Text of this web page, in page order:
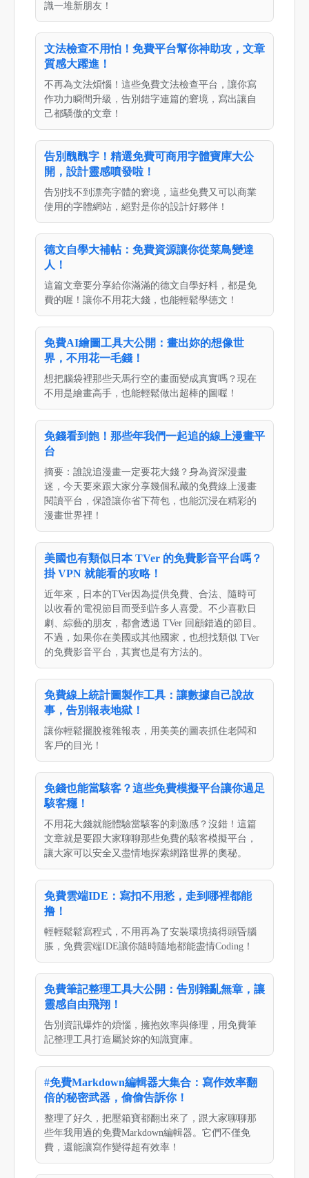
識一堆新朋友！
文法檢查不用怕！免費平台幫你神助攻，文章
質感大躍進！
不再為文法煩惱！這些免費文法檢查平台，讓你寫
作功力瞬間升級，告別錯字連篇的窘境，寫出讓自
己都驕傲的文章！
告別醜醜字！精選免費可商用字體寶庫大公
開，設計靈感噴發啦！
告別找不到漂亮字體的窘境，這些免費又可以商業
使用的字體網站，絕對是你的設計好夥伴！
德文自學大補帖：免費資源讓你從菜鳥變達
人！
這篇文章要分享給你滿滿的德文自學好料，都是免
費的喔！讓你不用花大錢，也能輕鬆學德文！
免費AI繪圖工具大公開：畫出妳的想像世
界，不用花一毛錢！
想把腦袋裡那些天馬行空的畫面變成真實嗎？現在
不用是繪畫高手，也能輕鬆做出超棒的圖喔！
免錢看到飽！那些年我們一起追的線上漫畫平
台
摘要：誰說追漫畫一定要花大錢？身為資深漫畫
迷，今天要來跟大家分享幾個私藏的免費線上漫畫
閱讀平台，保證讓你省下荷包，也能沉浸在精彩的
漫畫世界裡！
美國也有類似日本 TVer 的免費影音平台嗎？
掛 VPN 就能看的攻略！
近年來，日本的TVer因為提供免費、合法、隨時可
以收看的電視節目而受到許多人喜愛。不少喜歡日
劇、綜藝的朋友，都會透過 TVer 回顧錯過的節目。
不過，如果你在美國或其他國家，也想找類似 TVer
的免費影音平台，其實也是有方法的。
免費線上統計圖製作工具：讓數據自己說故
事，告別報表地獄！
讓你輕鬆擺脫複雜報表，用美美的圖表抓住老闆和
客戶的目光！
免錢也能當駭客？這些免費模擬平台讓你過足
駭客癮！
不用花大錢就能體驗當駭客的刺激感？沒錯！這篇
文章就是要跟大家聊聊那些免費的駭客模擬平台，
讓大家可以安全又盡情地探索網路世界的奧秘。
免費雲端IDE：寫扣不用愁，走到哪裡都能
撸！
輕輕鬆鬆寫程式，不用再為了安裝環境搞得頭昏腦
脹，免費雲端IDE讓你隨時隨地都能盡情Coding！
免費筆記整理工具大公開：告別雜亂無章，讓
靈感自由飛翔！
告別資訊爆炸的煩惱，擁抱效率與條理，用免費筆
記整理工具打造屬於妳的知識寶庫。
#免費Markdown編輯器大集合：寫作效率翻
倍的秘密武器，偷偷告訴你！
整理了好久，把壓箱寶都翻出來了，跟大家聊聊那
些年我用過的免費Markdown編輯器。它們不僅免
費，還能讓寫作變得超有效率！